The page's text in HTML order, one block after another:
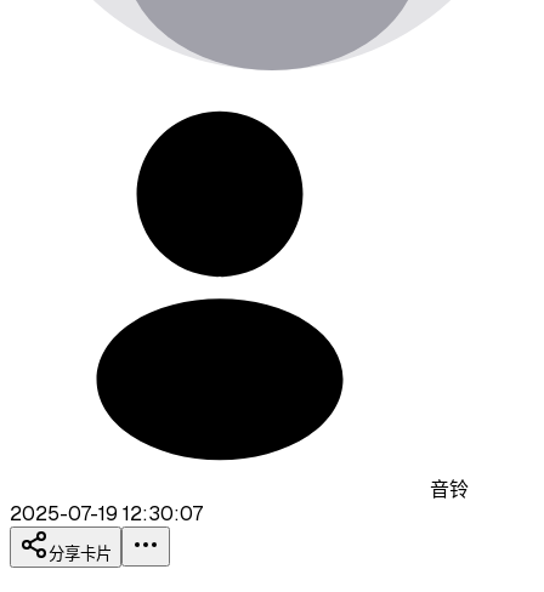
音铃
2025-07-19 12:30:07
分享卡片